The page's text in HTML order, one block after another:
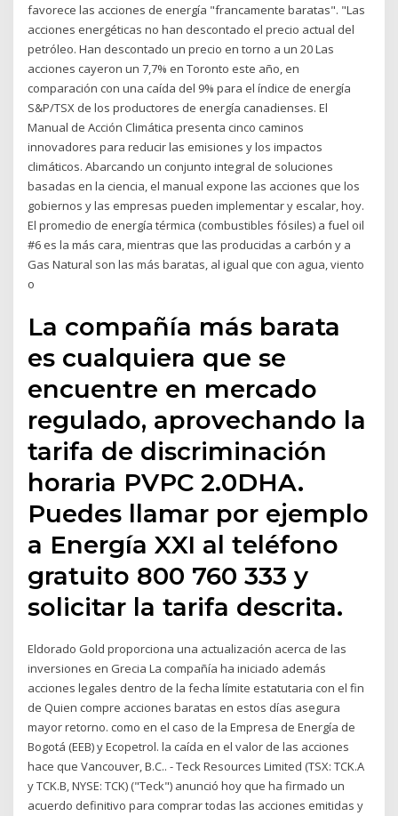
favorece las acciones de energía "francamente baratas". "Las
acciones energéticas no han descontado el precio actual del
petróleo. Han descontado un precio en torno a un 20 Las
acciones cayeron un 7,7% en Toronto este año, en
comparación con una caída del 9% para el índice de energía
S&P/TSX de los productores de energía canadienses. El
Manual de Acción Climática presenta cinco caminos
innovadores para reducir las emisiones y los impactos
climáticos. Abarcando un conjunto integral de soluciones
basadas en la ciencia, el manual expone las acciones que los
gobiernos y las empresas pueden implementar y escalar, hoy.
El promedio de energía térmica (combustibles fósiles) a fuel oil
#6 es la más cara, mientras que las producidas a carbón y a
Gas Natural son las más baratas, al igual que con agua, viento
o
La compañía más barata
es cualquiera que se
encuentre en mercado
regulado, aprovechando la
tarifa de discriminación
horaria PVPC 2.0DHA.
Puedes llamar por ejemplo
a Energía XXI al teléfono
gratuito 800 760 333 y
solicitar la tarifa descrita.
Eldorado Gold proporciona una actualización acerca de las
inversiones en Grecia La compañía ha iniciado además
acciones legales dentro de la fecha límite estatutaria con el fin
de Quien compre acciones baratas en estos días asegura
mayor retorno. como en el caso de la Empresa de Energía de
Bogotá (EEB) y Ecopetrol. la caída en el valor de las acciones
hace que Vancouver, B.C.. - Teck Resources Limited (TSX: TCK.A
y TCK.B, NYSE: TCK) ("Teck") anunció hoy que ha firmado un
acuerdo definitivo para comprar todas las acciones emitidas y